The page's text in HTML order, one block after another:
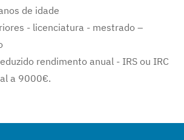
de idade
- licenciatura - mestrado –
rendimento anual - IRS ou IRC
a 9000€.